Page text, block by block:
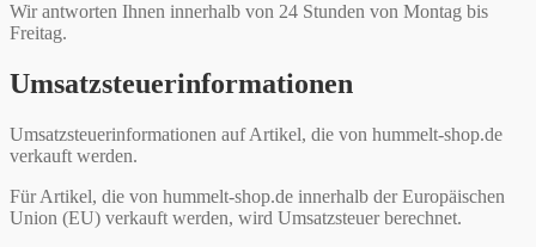
Wir antworten Ihnen innerhalb von 24 Stunden von Montag bis
Freitag.
Umsatzsteuerinformationen
Umsatzsteuerinformationen auf Artikel, die von hummelt-shop.de
verkauft werden.
Für Artikel, die von hummelt-shop.de innerhalb der Europäischen
Union (EU) verkauft werden, wird Umsatzsteuer berechnet.